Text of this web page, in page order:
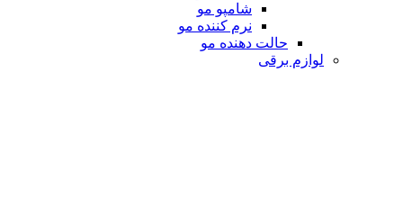
شامپو مو
نرم کننده مو
حالت دهنده مو
لوازم برقی